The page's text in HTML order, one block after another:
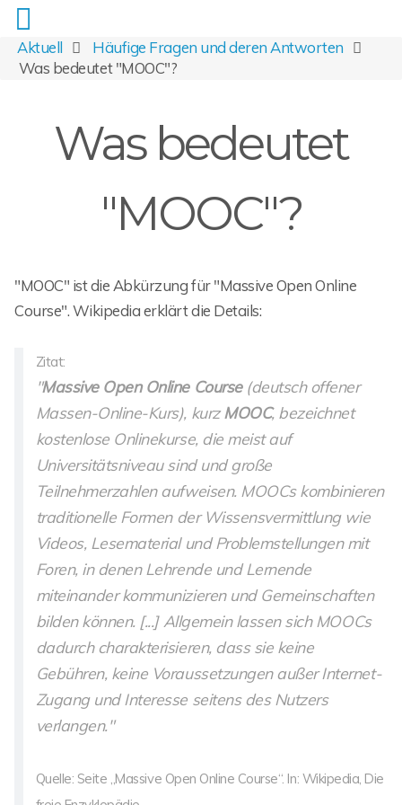
Aktuell
Häufige Fragen und deren Antworten
Was bedeutet "MOOC"?
Was bedeutet
"MOOC"?
"MOOC" ist die Abkürzung für "Massive Open Online
Course". Wikipedia erklärt die Details:
Zitat:
"Massive Open Online Course(deutsch offener
Massen-Online-Kurs), kurz MOOC, bezeichnet
kostenlose Onlinekurse, die meist auf
Universitätsniveau sind und große
Teilnehmerzahlen aufweisen. MOOCs kombinieren
traditionelle Formen der Wissensvermittlung wie
Videos, Lesematerial und Problemstellungen mit
Foren, in denen Lehrende und Lernende
miteinander kommunizieren und Gemeinschaften
bilden können. [...] Allgemein lassen sich MOOCs
dadurch charakterisieren, dass sie keine
Gebühren, keine Voraussetzungen außer Internet-
Zugang und Interesse seitens des Nutzers
verlangen."
Quelle: Seite „Massive Open Online Course“. In: Wikipedia, Die